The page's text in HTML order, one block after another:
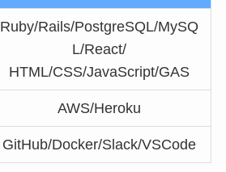
Ruby/Rails/PostgreSQL/MySQ
L/React/
HTML/CSS/JavaScript/GAS
AWS/Heroku
GitHub/Docker/Slack/VSCode